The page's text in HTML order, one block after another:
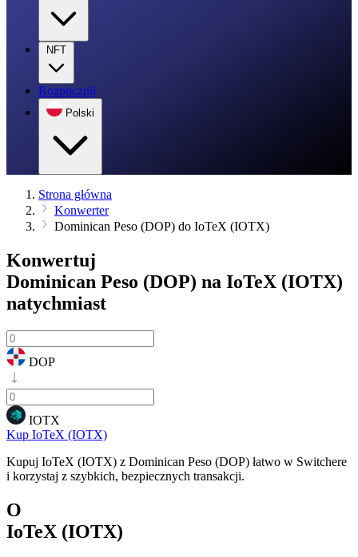
NFT
Rozpocznij
Polski
Strona główna
Konwerter
Dominican Peso (DOP) do IoTeX (IOTX)
Konwertuj
Dominican Peso (DOP) na IoTeX (IOTX)
natychmiast
DOP
IOTX
Kup IoTeX (IOTX)
Kupuj IoTeX (IOTX) z Dominican Peso (DOP) łatwo w Switchere
i korzystaj z szybkich, bezpiecznych transakcji.
O
IoTeX (IOTX)